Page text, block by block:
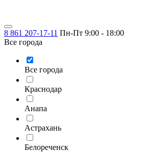
8 861 207-17-11 Пн-Пт 9:00 - 18:00
Все города
Все города
Краснодар
Анапа
Астрахань
Белореченск